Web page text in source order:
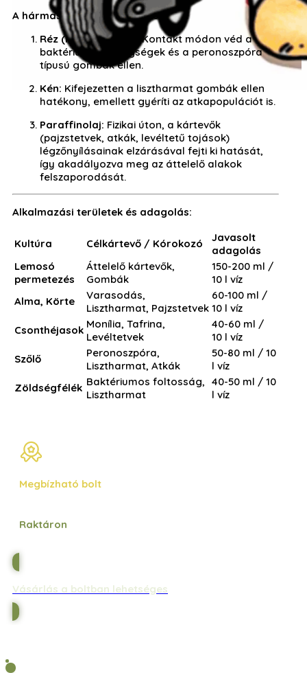
A hármas hatásmechanizmus:
Réz (Réz-oxiklorid):
Kontakt módon véd a
baktériumos betegségek és a peronoszpóra
típusú gombák ellen.
Kén: Kifejezetten a lisztharmat gombák ellen
hatékony, emellett gyéríti az atkapopulációt is.
Paraffinolaj: Fizikai úton, a kártevők
(pajzstetvek, atkák, levéltetű tojások)
légzőnyílásainak elzárásával fejti ki hatását,
így akadályozva meg az áttelelő alakok
felszaporodását.
Alkalmazási területek és adagolás:
Kultúra Célkártevő / Kórokozó
Javasolt
adagolás
Lemosó
permetezés
Áttelelő kártevők,
Gombák
150-200 ml /
10 l víz
Alma, Körte
Varasodás,
Lisztharmat, Pajzstetvek
60-100 ml /
10 l víz
Csonthéjasok Monília, Tafrina,
Levéltetvek
40-60 ml /
10 l víz
Szőlő
Peronoszpóra,
Lisztharmat, Atkák
50-80 ml / 10
l víz
Zöldségfélék Baktériumos foltosság,
Lisztharmat
40-50 ml / 10
l víz
Megbízható bolt
Raktáron
Vásárlás a boltban lehetséges